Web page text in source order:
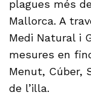
plagues més
Mallorca. A
Medi Natural i
mesures en
Menut, Cúber,
de l’illa.